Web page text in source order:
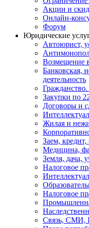
Акции и
Онлайн-
Форум
Юридические
Автоюрист,
Возмещение
Банковская,
деятельность
Закупки по
Договоры и
Жилая и
Заем, кредит,
Медицина,
Земля, дача,
Налоговое
Налоговое
Связь, СМИ,